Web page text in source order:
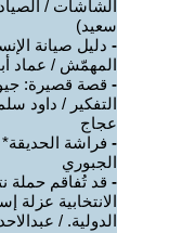
الشاشات /
سعيد‏)
- دليل صيانة
المهمّش / عماد
- قصة قصيرة:
التفكير / داود
عجاج
- فراشة الحديقة*
الجبوري
- قد تُفاقم حملة
الانتخابية عزلة
الدولية. /